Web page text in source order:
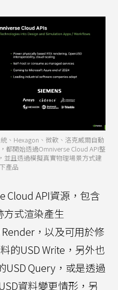
、Hexagon、微軟、洛克威爾自動
都開始透過Omniverse Cloud API整
並且透過模擬真實物理場景方式建
產品
Cloud API資源，包含
方式渲染產生
，以及可用於修
的USD Write，另外也
USD Query，或是透過
資料變更情形，另